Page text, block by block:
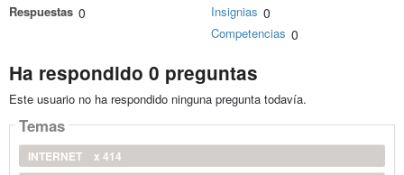
Respuestas 0 Insignias 0
Competencias 0
Ha respondido 0 preguntas
Este usuario no ha respondido ninguna pregunta todavía.
Temas
INTERNET
x 414